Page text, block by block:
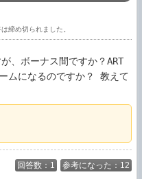
締め切られました。
、ボーナス間ですか？ART
ムになるのですか？ 教えて
回答数：1 参考になった：12